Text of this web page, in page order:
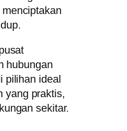
hubungan
pilihan ideal
yang praktis,
sekitar.